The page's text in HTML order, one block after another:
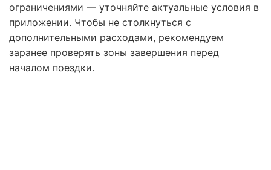
ограничениями — уточняйте актуальные условия в
приложении. Чтобы не столкнуться с
дополнительными расходами, рекомендуем
заранее проверять зоны завершения перед
началом поездки.